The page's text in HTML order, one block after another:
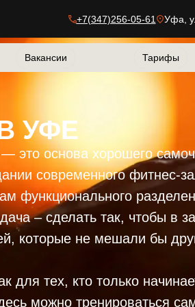
+7(347)256-05-61 Уфа,
Вакансии
Вакансии Тарифы
Тарифы
Вакансии
Вакансии Тарифы
Тарифы
УФЕ
это основа хорошего
современного фитнес-
функционального
– сделать так, чтобы в
которые не мешали бы
для тех, кто только
можно тренироваться